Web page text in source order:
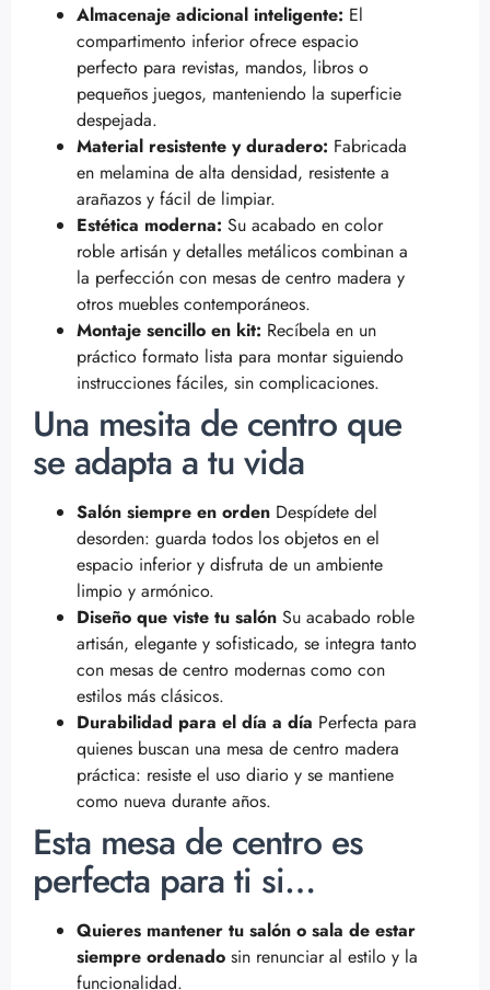
Almacenaje adicional inteligente: El
compartimento inferior ofrece espacio
perfecto para revistas, mandos, libros o
pequeños juegos, manteniendo la superficie
despejada.
Material resistente y duradero: Fabricada
en melamina de alta densidad, resistente a
arañazos y fácil de limpiar.
Estética moderna: Su acabado en color
roble artisán y detalles metálicos combinan a
la perfección con mesas de centro madera y
otros muebles contemporáneos.
Montaje sencillo en kit: Recíbela en un
práctico formato lista para montar siguiendo
instrucciones fáciles, sin complicaciones.
Una mesita de centro que
se adapta a tu vida
Salón siempre en orden Despídete del
desorden: guarda todos los objetos en el
espacio inferior y disfruta de un ambiente
limpio y armónico.
Diseño que viste tu salón Su acabado roble
artisán, elegante y sofisticado, se integra tanto
con mesas de centro modernas como con
estilos más clásicos.
Durabilidad para el día a día Perfecta para
quienes buscan una mesa de centro madera
práctica: resiste el uso diario y se mantiene
como nueva durante años.
Esta mesa de centro es
perfecta para ti si…
Quieres mantener tu salón o sala de estar
siempre ordenado sin renunciar al estilo y la
funcionalidad.